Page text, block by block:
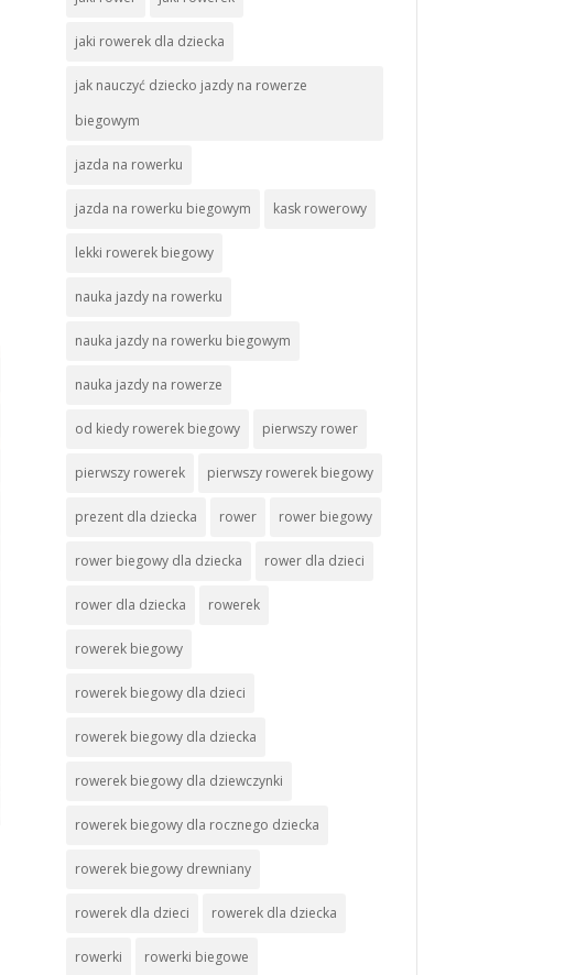
jaki rowerek dla dziecka
jak nauczyć dziecko jazdy na rowerze
biegowym
jazda na rowerku
jazda na rowerku biegowym kask rowerowy
lekki rowerek biegowy
nauka jazdy na rowerku
nauka jazdy na rowerku biegowym
nauka jazdy na rowerze
od kiedy rowerek biegowy pierwszy rower
pierwszy rowerek pierwszy rowerek biegowy
prezent dla dziecka rower rower biegowy
rower biegowy dla dziecka rower dla dzieci
rower dla dziecka rowerek
rowerek biegowy
rowerek biegowy dla dzieci
rowerek biegowy dla dziecka
rowerek biegowy dla dziewczynki
rowerek biegowy dla rocznego dziecka
rowerek biegowy drewniany
rowerek dla dzieci rowerek dla dziecka
rowerki rowerki biegowe